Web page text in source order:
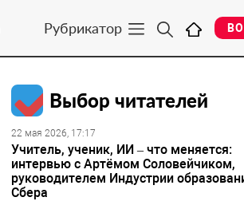
Рубрикатор
Выбор читателей
22 мая 2026, 17:17
Учитель, ученик, ИИ – что меняется:
интервью с Артёмом Соловейчиком,
руководителем Индустрии
Сбера